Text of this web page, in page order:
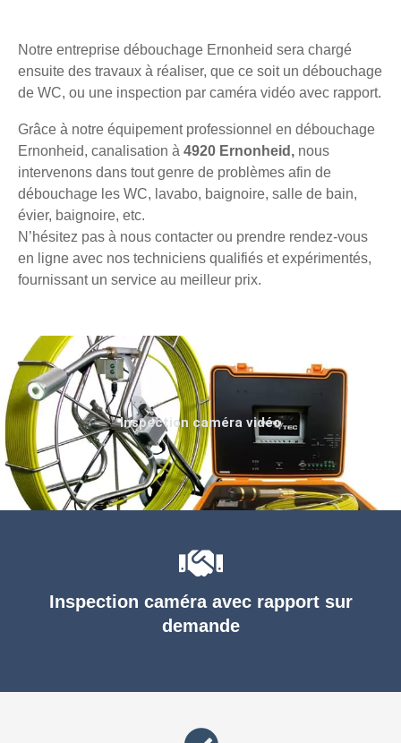
Notre entreprise débouchage Ernonheid sera chargé
ensuite des travaux à réaliser, que ce soit un débouchage
de WC, ou une inspection par caméra vidéo avec rapport.
Grâce à notre équipement professionnel en débouchage
Ernonheid, canalisation à 4920 Ernonheid, nous
intervenons dans tout genre de problèmes afin de
débouchage les WC, lavabo, baignoire, salle de bain,
évier, baignoire, etc.
N’hésitez pas à nous contacter ou prendre rendez-vous
en ligne avec nos techniciens qualifiés et expérimentés,
fournissant un service au meilleur prix.
Inspection caméra avec rapport sur
demande
Inspection caméra vidéo